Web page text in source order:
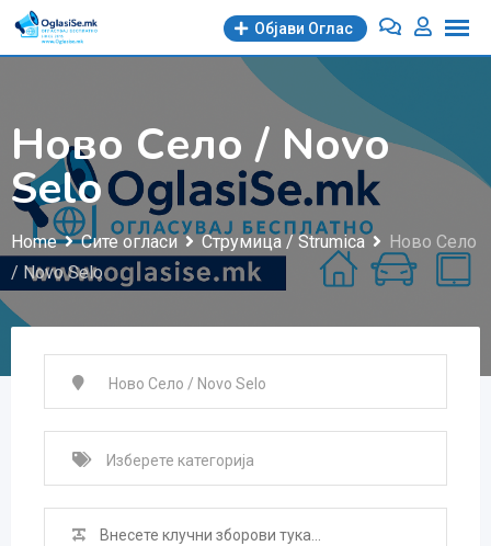
Skip
Објави Oглас
Ново Село / Novo
Selo
Home Сите огласи Струмица / Strumica
Ново Село
/ Novo Selo